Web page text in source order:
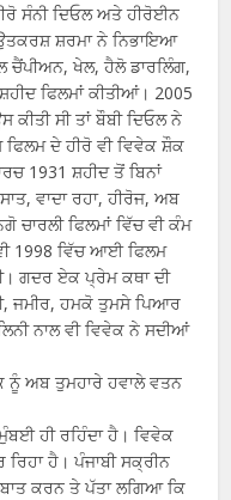
ਸੰਨੀ ਦਿਓਲ ਅਤੇ ਹੀਰੋਈਨ
ਉਤਕਰਸ਼ ਸ਼ਰਮਾ ਨੇ ਨਿਭਾਇਆ
ਚੈਂਪੀਅਨ, ਖੇਲ, ਹੈਲੋ ਡਾਰਲਿੰਗ,
ਫਿਲਮਾਂ ਕੀਤੀਆਂ। 2005
ਕੀਤੀ ਸੀ ਤਾਂ ਬੌਬੀ ਦਿਓਲ ਨੇ
ਦੇ ਹੀਰੋ ਵੀ ਵਿਵੇਕ ਸ਼ੌਕ
1931 ਸ਼ਹੀਦ ਤੋਂ ਬਿਨਾਂ
ਵਾਦਾ ਰਹਾ, ਹੀਰੋਜ, ਅਬ
ਚਾਰਲੀ ਫਿਲਮਾਂ ਵਿੱਚ ਵੀ ਕੰਮ
1998 ਵਿੱਚ ਆਈ ਫਿਲਮ
ਗਦਰ ਏਕ ਪ੍ਰੇਮ ਕਥਾ ਦੀ
ਜਮੀਰ, ਹਮਕੋ ਤੁਮਸੇ ਪਿਆਰ
ਨਾਲ ਵੀ ਵਿਵੇਕ ਨੇ ਸਦੀਆਂ
ਨੂੰ ਅਬ ਤੁਮਹਾਰੇ ਹਵਾਲੇ ਵਤਨ
ਹੀ ਰਹਿੰਦਾ ਹੈ। ਵਿਵੇਕ
ਹੈ। ਪੰਜਾਬੀ ਸਕ੍ਰੀਨ
ਕਰਨ ਤੇ ਪੱਤਾ ਲਗਿਆ ਕਿ